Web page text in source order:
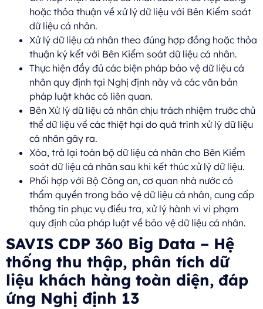
hoặc thỏa thuận về xử lý dữ liệu với Bên Kiểm soát
dữ liệu cá nhân.
Xử lý dữ liệu cá nhân theo đúng hợp đồng hoặc thỏa
thuận ký kết với Bên Kiểm soát dữ liệu cá nhân.
Thực hiện đầy đủ các biện pháp bảo vệ dữ liệu cá
nhân quy định tại Nghị định này và các văn bản
pháp luật khác có liên quan.
Bên Xử lý dữ liệu cá nhân chịu trách nhiệm trước chủ
thể dữ liệu về các thiệt hại do quá trình xử lý dữ liệu
cá nhân gây ra.
Xóa, trả lại toàn bộ dữ liệu cá nhân cho Bên Kiểm
soát dữ liệu cá nhân sau khi kết thúc xử lý dữ liệu.
Phối hợp với Bộ Công an, cơ quan nhà nước có
thẩm quyền trong bảo vệ dữ liệu cá nhân, cung cấp
thông tin phục vụ điều tra, xử lý hành vi vi phạm
quy định của pháp luật về bảo vệ dữ liệu cá nhân.
SAVIS CDP 360 Big Data – Hệ
thống thu thập, phân tích dữ
liệu khách hàng toàn diện, đáp
ứng Nghị định 13